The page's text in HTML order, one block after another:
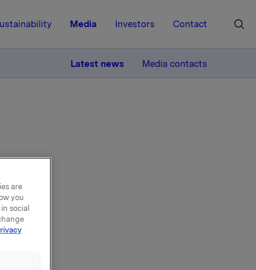
Media Investors Contact
Latest news Media contacts
are
you
social